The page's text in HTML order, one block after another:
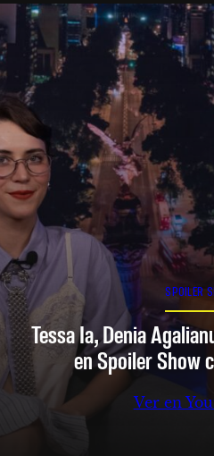
SPOILER
Tessa Ia, Denia
en Spoiler Show
Ver en